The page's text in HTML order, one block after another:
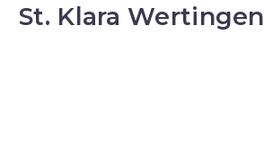
St. Klara Wertingen